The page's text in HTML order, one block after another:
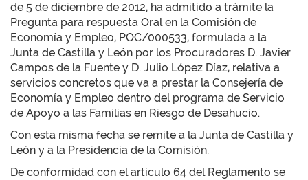
de 5 de diciembre de 2012, ha admitido a trámite la
Pregunta para respuesta Oral en la Comisión de
Economía y Empleo, POC/000533, formulada a la
Junta de Castilla y León por los Procuradores D. Javier
Campos de la Fuente y D. Julio López Díaz, relativa a
servicios concretos que va a prestar la Consejería de
Economía y Empleo dentro del programa de Servicio
de Apoyo a las Familias en Riesgo de Desahucio.
Con esta misma fecha se remite a la Junta de Castilla y
León y a la Presidencia de la Comisión.
De conformidad con el artículo 64 del Reglamento se